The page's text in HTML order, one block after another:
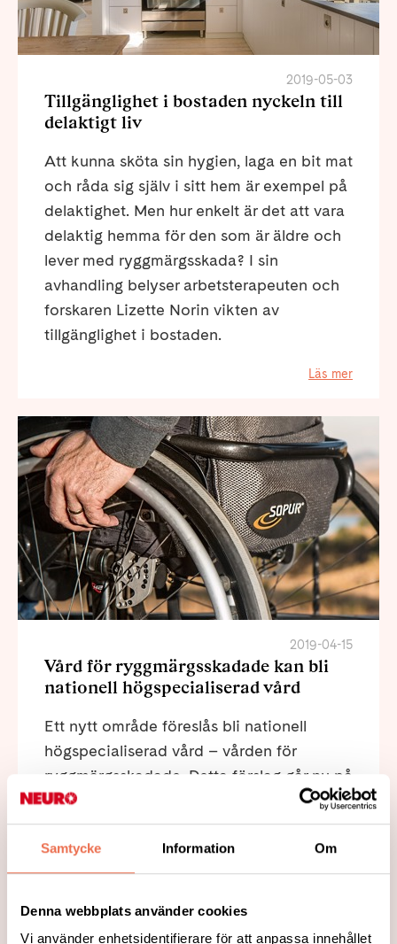
Samtycke Information Om
Denna webbplats använder cookies
Vi använder enhetsidentifierare för att anpassa innehållet
2019-05-03
Tillgänglighet i bostaden nyckeln till
delaktigt liv
Att kunna sköta sin hygien, laga en bit mat
och råda sig själv i sitt hem är exempel på
delaktighet. Men hur enkelt är det att vara
delaktig hemma för den som är äldre och
lever med ryggmärgsskada? I sin
avhandling belyser arbetsterapeuten och
forskaren Lizette Norin vikten av
tillgänglighet i bostaden.
Läs mer
2019-04-15
Vård för ryggmärgsskadade kan bli
nationell högspecialiserad vård
Ett nytt område föreslås bli nationell
högspecialiserad vård – vården för
ryggmärgsskadade. Detta förslag går nu på
remiss. Samtidigt har en lista tagits fram
med fler än 250 nya förslag till vad som
skulle kunna bli nationell högspecialiserad
vård. Bland dessa ska nu sållas ut vilka
Läs mer